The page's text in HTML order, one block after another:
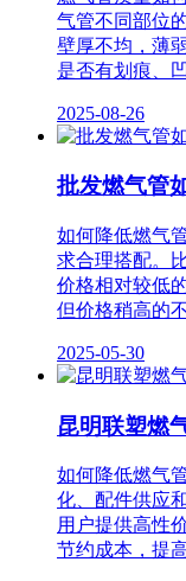
气管不同部位
壁厚不均，薄
是否有划痕、
2025-08-26
批发燃气管
如何降低燃气
求合理搭配。
价格相对较低
但价格稍高的
2025-05-30
昆明联塑燃
如何降低燃气
化、配件供应
用户提供高性
节约成本，提